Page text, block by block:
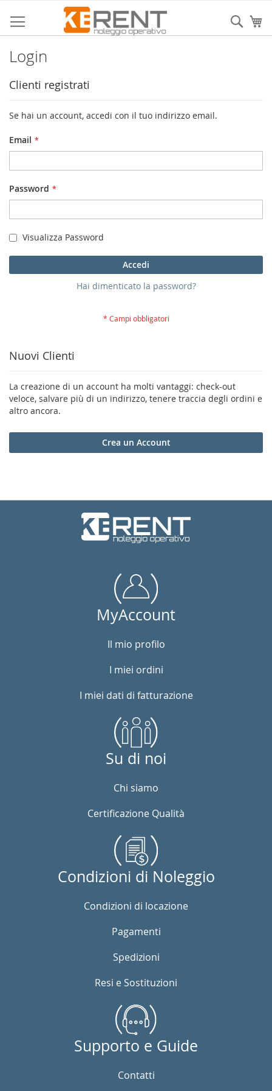
al
contenuto
Login
Clienti registrati
Se hai un account, accedi con il tuo indirizzo email.
Email
Password
Visualizza Password
Accedi
Hai dimenticato la password?
Nuovi Clienti
La creazione di un account ha molti vantaggi: check-out
veloce, salvare più di un indirizzo, tenere traccia degli ordini e
altro ancora.
Crea un Account
MyAccount
Il mio profilo
I miei ordini
I miei dati di fatturazione
Su di noi
Chi siamo
Certificazione Qualità
Condizioni di Noleggio
Condizioni di locazione
Pagamenti
Spedizioni
Resi e Sostituzioni
Supporto e Guide
Contatti